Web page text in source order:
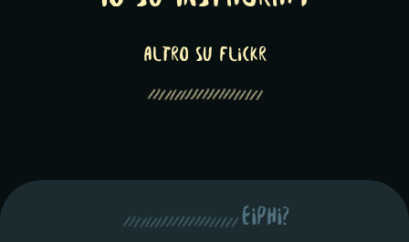
altro su Flickr
eiphi?